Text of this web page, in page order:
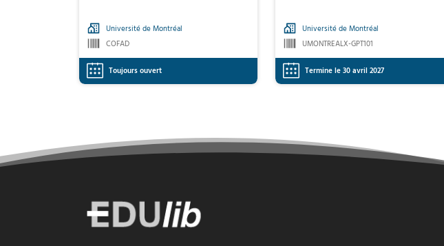
Université de Montréal
COFAD
Toujours ouvert
Université de Montréal
UMONTREALX-GPT101
Termine le 30 avril 2027